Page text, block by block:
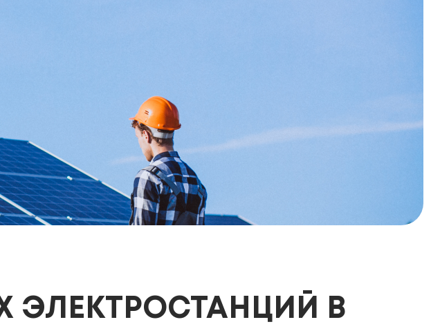
ЭЛЕКТРОСТАНЦИЙ В